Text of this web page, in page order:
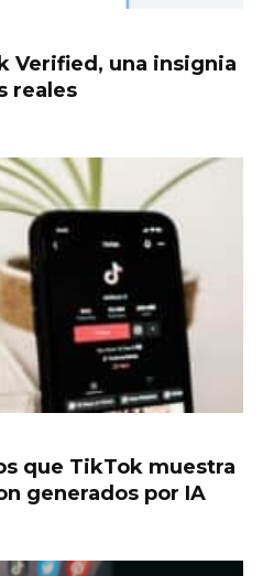
Verified, una insignia
reales
que TikTok muestra
generados por IA